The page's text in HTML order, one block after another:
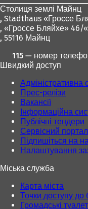
Столиця землі Майнц
, Stadthaus «Гроссе
, «Гроссе Бляйхе» 46/
, 55116 Майнц
115 — номер
Швидкий доступ
Адміністративна
Прес-релізи
Вакансії
Інформаційна
Публічні тендери
Сервісний
Підпишіться на
Налаштування
Міська служба
Карта міста
Точки доступу до
Громадські